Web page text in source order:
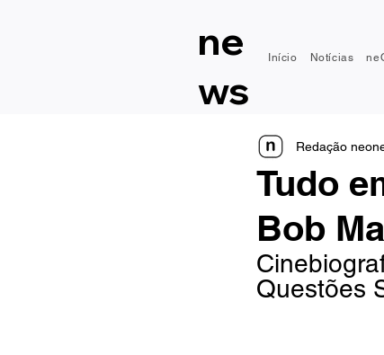
ne
ws
Início Notícias
Tudo
Bob
Redação
Questões